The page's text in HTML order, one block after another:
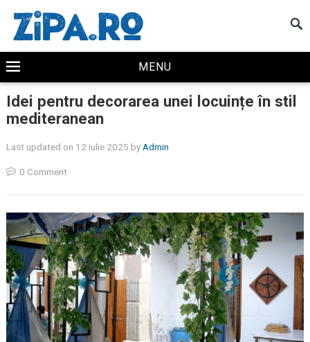
MENU
Idei pentru decorarea unei locuințe în stil
mediteranean
Last updated on 12 iulie 2025 by Admin
0 Comment